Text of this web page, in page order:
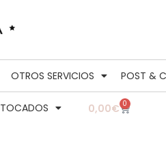
OTROS SERVICIOS POST &
TOCADOS 0,00€ 0